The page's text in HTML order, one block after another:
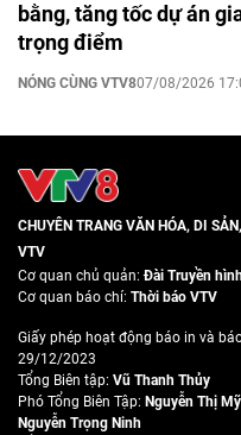
bằng, tăng tốc dự án
trọng điểm
NÓNG CÙNG VTV807/08/2026
CHUYÊN TRANG VĂN HÓA, DI
VTV
Cơ quan chủ quản:Đài Truyền
Cơ quan báo chí: Thời báo VTV
Giấy phép hoạt động báo in và
29/12/2023
Tổng Biên tập: Vũ Thanh Thủy
Phó Tổng Biên Tập: Nguyễn Thị
Nguyễn Trọng Ninh